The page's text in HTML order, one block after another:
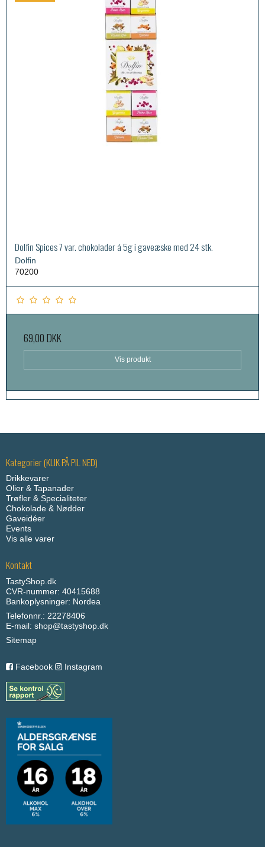
Dolfin Spices 7 var. chokolader á 5g i gaveæske med 24 stk.
Dolfin
70200
69,00 DKK
Vis produkt
Kategorier (KLIK PÅ PIL NED)
Drikkevarer
Olier & Tapanader
Trøfler & Specialiteter
Chokolade & Nødder
Gaveidéer
Events
Vis alle varer
Kontakt
TastyShop.dk
CVR-nummer: 40415688
Bankoplysninger: Nordea
Telefonnr.: 22278406
E-mail: shop@tastyshop.dk
Sitemap
Facebook Instagram